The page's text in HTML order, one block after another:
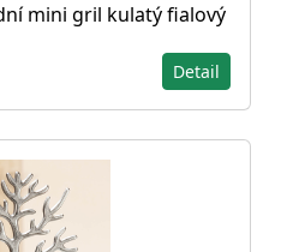
mini gril kulatý fialový
Detail